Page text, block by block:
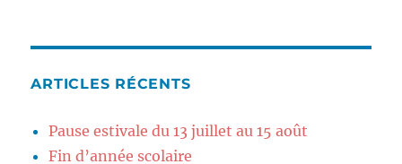
ARTICLES RÉCENTS
Pause estivale du 13 juillet au 15 août
Fin d’année scolaire